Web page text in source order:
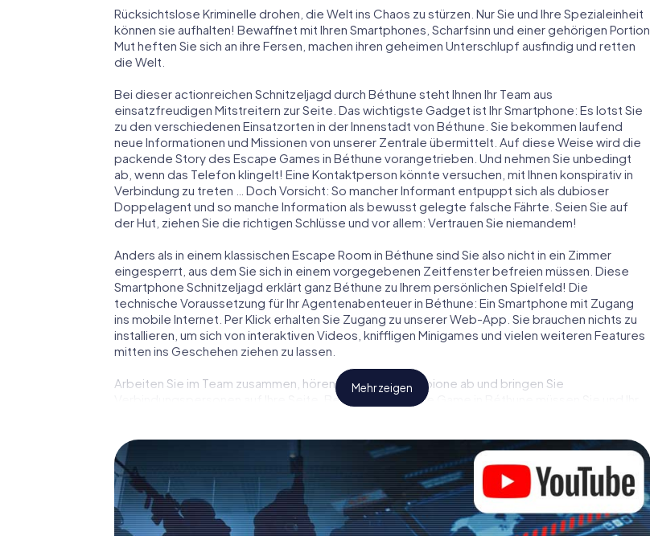
Rücksichtslose Kriminelle drohen, die Welt ins Chaos zu stürzen. Nur Sie und Ihre Spezialeinheit
können sie aufhalten! Bewaffnet mit Ihren Smartphones, Scharfsinn und einer gehörigen Portion
Mut heften Sie sich an ihre Fersen, machen ihren geheimen Unterschlupf ausfindig und retten
die Welt.
Bei dieser actionreichen Schnitzeljagd durch Béthune steht Ihnen Ihr Team aus
einsatzfreudigen Mitstreitern zur Seite. Das wichtigste Gadget ist Ihr Smartphone: Es lotst Sie
zu den verschiedenen Einsatzorten in der Innenstadt von Béthune. Sie bekommen laufend
neue Informationen und Missionen von unserer Zentrale übermittelt. Auf diese Weise wird die
packende Story des Escape Games in Béthune vorangetrieben. Und nehmen Sie unbedingt
ab, wenn das Telefon klingelt! Eine Kontaktperson könnte versuchen, mit Ihnen konspirativ in
Verbindung zu treten … Doch Vorsicht: So mancher Informant entpuppt sich als dubioser
Doppelagent und so manche Information als bewusst gelegte falsche Fährte. Seien Sie auf
der Hut, ziehen Sie die richtigen Schlüsse und vor allem: Vertrauen Sie niemandem!
Anders als in einem klassischen Escape Room in Béthune sind Sie also nicht in ein Zimmer
eingesperrt, aus dem Sie sich in einem vorgegebenen Zeitfenster befreien müssen. Diese
Smartphone Schnitzeljagd erklärt ganz Béthune zu Ihrem persönlichen Spielfeld! Die
technische Voraussetzung für Ihr Agentenabenteuer in Béthune: Ein Smartphone mit Zugang
ins mobile Internet. Per Klick erhalten Sie Zugang zu unserer Web-App. Sie brauchen nichts zu
installieren, um sich von interaktiven Videos, kniffligen Minigames und vielen weiteren Features
mitten ins Geschehen ziehen zu lassen.
Arbeiten Sie im Team zusammen, hören Sie feindliche Spione ab und bringen Sie
Verbindungspersonen auf Ihre Seite. Bei diesem Escape Game in Béthune müssen Sie und Ihr
Team im Highscore von Béthune und erhalten Zugang zu Ihrer ganz persönlichen Bildergalerie.
Das myCityHunt Escape Game macht Béthune zu Ihrem ganz persönlichen Erlebnisspielplatz.
Holen Sie sich Ihre Tickets in die Welt der Spionage und Geheimagenten und verwandeln Sie
Béthune in einen Outdoor Escape Room!
Mehr zeigen